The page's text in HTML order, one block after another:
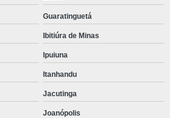
Guaratinguetá
Ibitiúra de Minas
Ipuiuna
Itanhandu
Jacutinga
Joanópolis